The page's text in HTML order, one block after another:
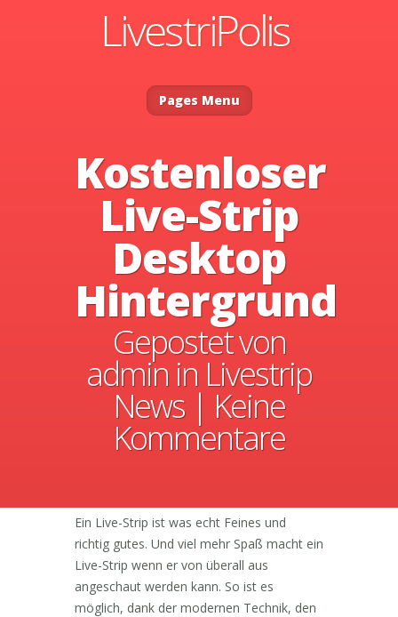
Pages Menu
Kostenloser
Live-Strip
Desktop
Hintergrund
Gepostet von
admin in Livestrip
News| Keine
Kommentare
Ein Live-Strip ist was echt Feines und
richtig gutes. Und viel mehr Spaß macht ein
Live-Strip wenn er von überall aus
angeschaut werden kann. So ist es
möglich, dank der modernen Technik, den